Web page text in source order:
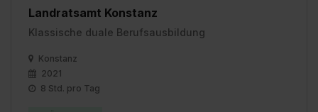
Landratsamt Konstanz
Klassische duale Berufsausbildung
Konstanz
2021
8 Std. pro Tag